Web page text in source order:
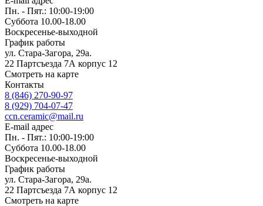
Пн. - Пят.: 10:00-19:00
Суббота 10.00-18.00
Воскресенье-выходной
График работы
ул. Стара-Загора, 29а.
22 Партсъезда 7А корпус 12
Смотреть на карте
Контакты
8 (846) 270-90-97
8 (929) 704-07-47
ccn.ceramic@mail.ru
E-mail адрес
Пн. - Пят.: 10:00-19:00
Суббота 10.00-18.00
Воскресенье-выходной
График работы
ул. Стара-Загора, 29а.
22 Партсъезда 7А корпус 12
Смотреть на карте